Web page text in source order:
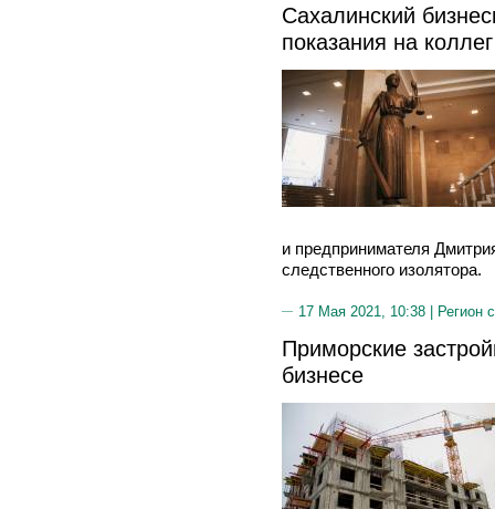
Сахалинский
показания на коллег
и предпринимателя
следственного изолятора.
17 Мая 2021, 10:38 | Регион
Приморские
бизнесе